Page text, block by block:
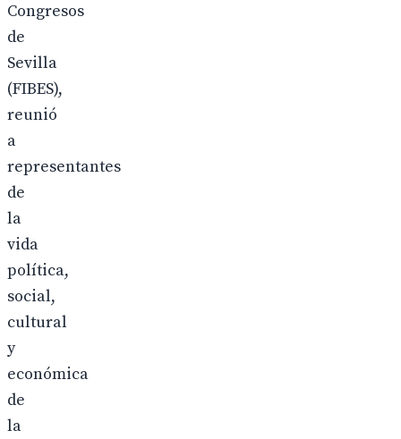
Congresos
de
Sevilla
(FIBES),
reunió
a
representantes
de
la
vida
política,
social,
cultural
y
económica
de
la